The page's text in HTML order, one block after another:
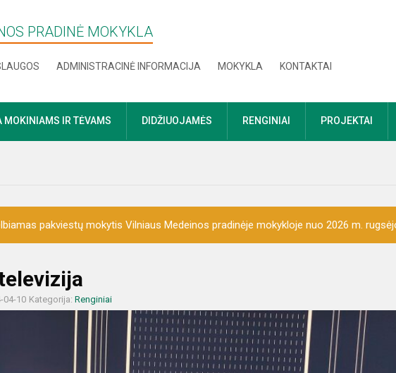
PRADINĖ MOKYKLA
ADMINISTRACINĖ INFORMACIJA MOKYKLA KONTAKTAI
MOKINIAMS IR TĖVAMS DIDŽIUOJAMĖS RENGINIAI PROJEKTAI
pakviestų mokytis Vilniaus Medeinos pradinėje mokykloje nuo 2026 m.
04-10 Kategorija: Renginiai